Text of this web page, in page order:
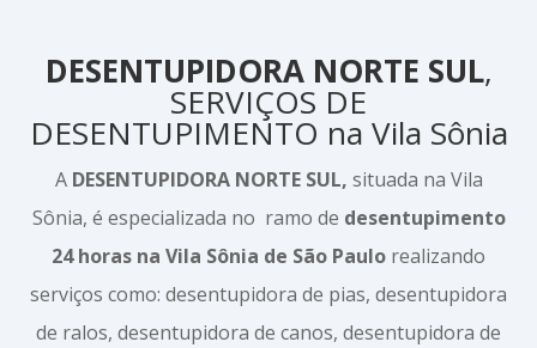
DESENTUPIDORA NORTE SUL,
SERVIÇOS DE
DESENTUPIMENTO na Vila Sônia
A DESENTUPIDORA NORTE SUL, situada na Vila
Sônia, é especializada no ramo de desentupimento
24 horas na Vila Sônia de São Paulo realizando
serviços como: desentupidora de pias, desentupidora
de ralos, desentupidora de canos, desentupidora de